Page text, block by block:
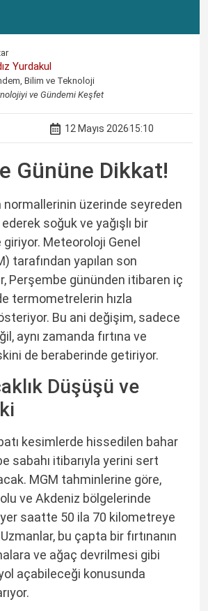
Yurdakul
Bilim ve Teknoloji
ve Gündemi Keşfet
12 Mayıs 202615:10
Gününe Dikkat!
normallerinin üzerinde seyreden
ederek soğuk ve yağışlı bir
Meteoroloji Genel
tarafından yapılan son
Perşembe gününden itibaren iç
termometrelerin hızla
Bu ani değişim, sadece
aynı zamanda fırtına ve
de beraberinde getiriyor.
Düşüşü ve
kesimlerde hissedilen bahar
sabahı itibarıyla yerini sert
MGM tahminlerine göre,
ve Akdeniz bölgelerinde
yer saatte 50 ila 70 kilometreye
bu çapta bir fırtınanın
ve ağaç devrilmesi gibi
açabileceği konusunda